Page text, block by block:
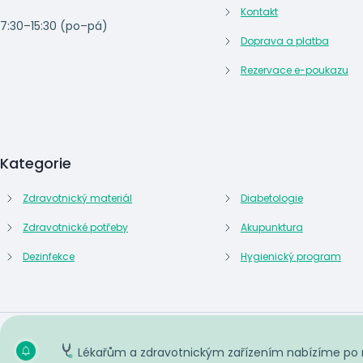
Lékařům a zdravotnickým zařízením nabízíme
7:30–15:30 (po–pá)
Kontakt
Doprava a platba
Rezervace e-poukazu
Kategorie
Zdravotnický materiál
Zdravotnické potřeby
Dezinfekce
Diabetologie
Akupunktura
Hygienický program